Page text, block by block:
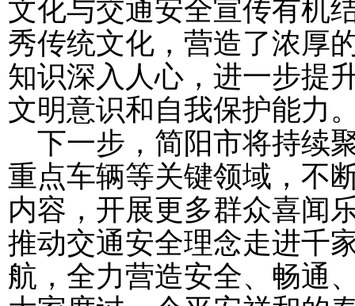
文化与交通安全宣传有机
秀传统文化，营造了浓厚
知识深入人心，进一步提
文明意识和自我保护能力
下一步，简阳市将持续
重点车辆等关键领域，不
内容，开展更多群众喜闻
推动交通安全理念走进千
航，全力营造安全、畅通